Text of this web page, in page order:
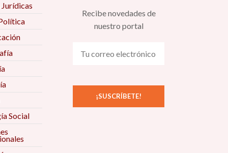
Social
Recibe novedades de
nuestro portal